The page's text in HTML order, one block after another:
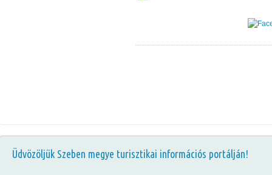
Üdvözöljük Szeben megye turisztikai információs portálján!